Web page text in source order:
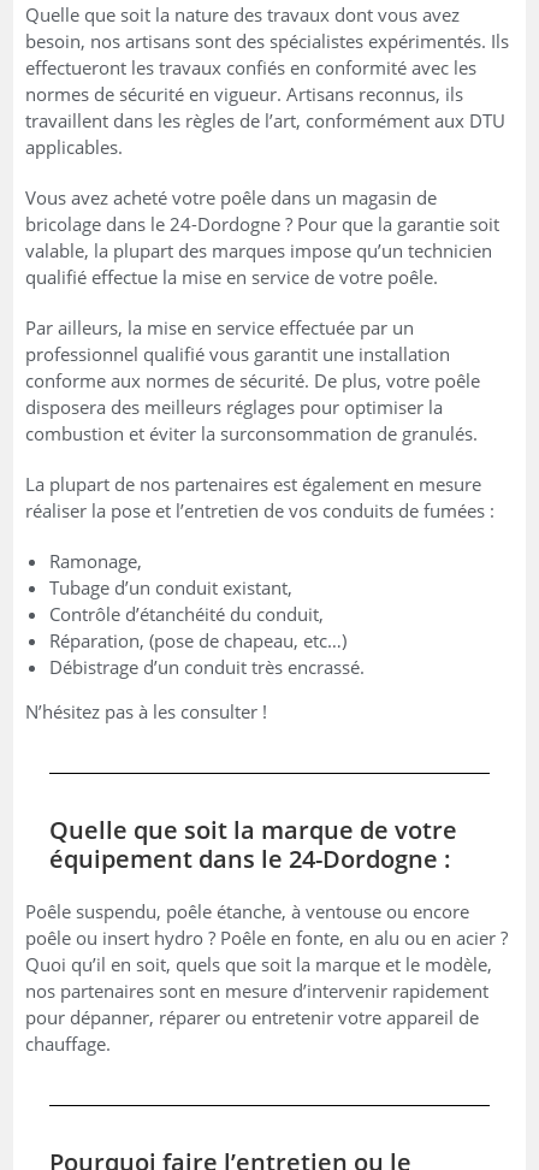
Quelle que soit la nature des travaux dont vous avez
besoin, nos artisans sont des spécialistes expérimentés. Ils
effectueront les travaux confiés en conformité avec les
normes de sécurité en vigueur. Artisans reconnus, ils
travaillent dans les règles de l’art, conformément aux DTU
applicables.
Vous avez acheté votre poêle dans un magasin de
bricolage dans le 24-Dordogne ? Pour que la garantie soit
valable, la plupart des marques impose qu’un technicien
qualifié effectue la mise en service de votre poêle.
Par ailleurs, la mise en service effectuée par un
professionnel qualifié vous garantit une installation
conforme aux normes de sécurité. De plus, votre poêle
disposera des meilleurs réglages pour optimiser la
combustion et éviter la surconsommation de granulés.
La plupart de nos partenaires est également en mesure
réaliser la pose et l’entretien de vos conduits de fumées :
Ramonage,
Tubage d’un conduit existant,
Contrôle d’étanchéité du conduit,
Réparation, (pose de chapeau, etc…)
Débistrage d’un conduit très encrassé.
N’hésitez pas à les consulter !
Quelle que soit la marque de votre
équipement dans le 24-Dordogne :
Poêle suspendu, poêle étanche, à ventouse ou encore
poêle ou insert hydro ? Poêle en fonte, en alu ou en acier ?
Quoi qu’il en soit, quels que soit la marque et le modèle,
nos partenaires sont en mesure d’intervenir rapidement
pour dépanner, réparer ou entretenir votre appareil de
chauffage.
Pourquoi faire l’entretien ou le